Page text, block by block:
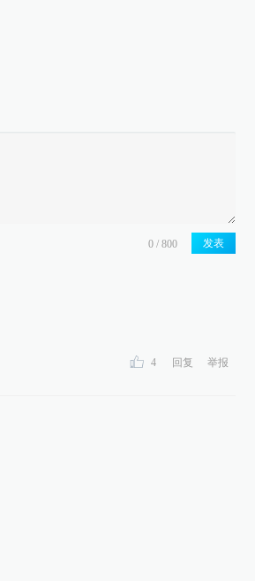
发表
4 回复 举报